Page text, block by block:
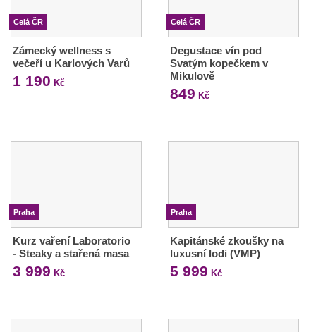
Celá ČR
Zámecký wellness s
večeří u Karlových Varů
1 190 Kč
Celá ČR
Degustace vín pod
Svatým kopečkem v
Mikulově
849 Kč
Praha
Kurz vaření Laboratorio
- Steaky a stařená masa
3 999 Kč
Praha
Kapitánské zkoušky na
luxusní lodi (VMP)
5 999 Kč